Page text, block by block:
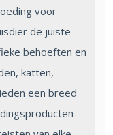
voor
de juiste
behoeften en
katten,
een breed